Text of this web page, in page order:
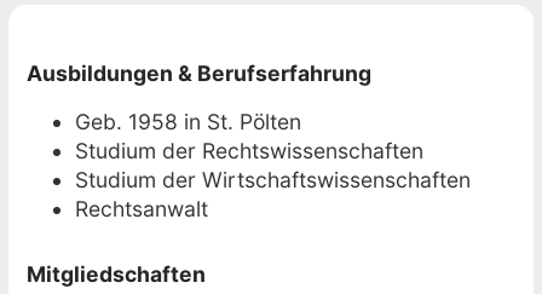
Liegenschaftsverträgen (Schenkungsverträge &
Übergabeverträge). Auch bei allen anderen
Angelegenheiten im Erbrecht berate und
vertrete ich Sie herzlich gerne.
Ausbildungen & Berufserfahrung
Geb. 1958 in St. Pölten
Studium der Rechtswissenschaften
Studium der Wirtschaftswissenschaften
Rechtsanwalt
Mitgliedschaften